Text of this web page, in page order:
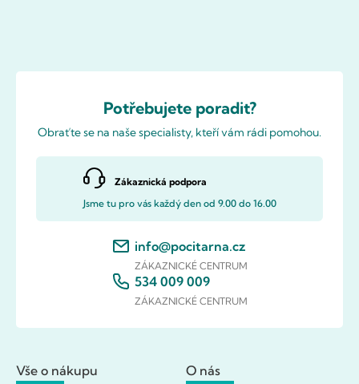
Potřebujete poradit?
Obraťte se na naše specialisty, kteří vám rádi pomohou.
Zákaznická podpora
Jsme tu pro vás každý den od 9.00 do 16.00
info@pocitarna.cz
ZÁKAZNICKÉ CENTRUM
534 009 009
ZÁKAZNICKÉ CENTRUM
Vše o nákupu O nás